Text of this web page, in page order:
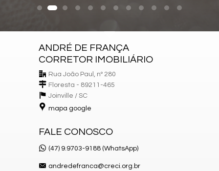
ANDRÉ DE FRANÇA
CORRETOR IMOBILIÁRIO
Rua João Paul, nº 280
Floresta - 89211-465
Joinville / SC
mapa google
FALE CONOSCO
(47) 9.9703-9188 (WhatsApp)
andredefranca@creci.org.br